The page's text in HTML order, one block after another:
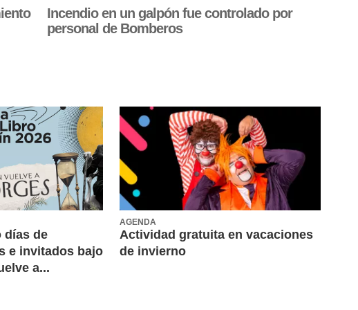
Incendio en un galpón fue controlado por
personal de Bomberos
días de
e invitados bajo
a...
AGENDA
Actividad gratuita en vacaciones
de invierno